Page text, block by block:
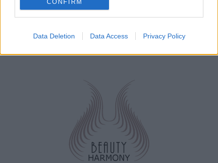
CONFIRM
Data Deletion Data Access Privacy Policy